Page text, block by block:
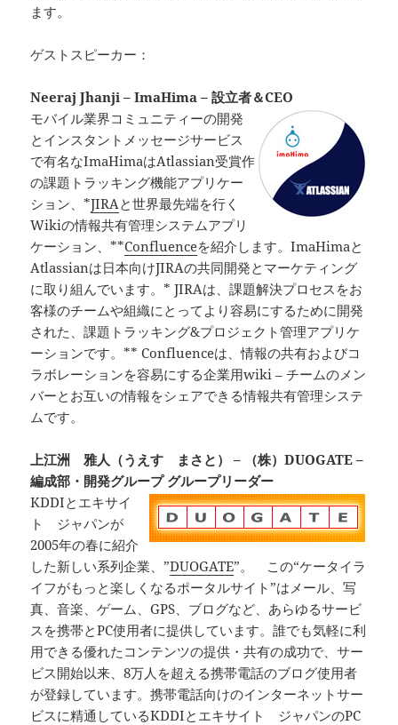
ます。
ゲストスピーカー：
Neeraj Jhanji – ImaHima – 設立者＆CEO
モバイル業界コミュニティーの開発
とインスタントメッセージサービス
で有名なImaHimaはAtlassian受賞作
の課題トラッキング機能アプリケー
ション、*JIRAと世界最先端を行く
Wikiの情報共有管理システムアプリ
ケーション、**Confluenceを紹介します。ImaHimaと
Atlassianは日本向けJIRAの共同開発とマーケティング
に取り組んでいます。* JIRAは、課題解決プロセスをお
客様のチームや組織にとってより容易にするために開発
された、課題トラッキング&プロジェクト管理アプリケ
ーションです。** Confluenceは、情報の共有およびコ
ラボレーションを容易にする企業用wiki – チームのメン
バーとお互いの情報をシェアできる情報共有管理システ
ムです。
上江洲 雅人（うえす まさと） – （株）DUOGATE –
編成部・開発グループ グループリーダー
KDDIとエキサイ
ト ジャパンが
2005年の春に紹介
した新しい系列企業、”DUOGATE”。 この“ケータイラ
イフがもっと楽しくなるポータルサイト”はメール、写
真、音楽、ゲーム、GPS、ブログなど、あらゆるサービ
スを携帯とPC使用者に提供しています。誰でも気軽に利
用できる優れたコンテンツの提供・共有の成功で、サー
ビス開始以来、8万人を超える携帯電話のブログ使用者
が登録しています。携帯電話向けのインターネットサー
ビスに精通しているKDDIとエキサイト ジャパンのPC